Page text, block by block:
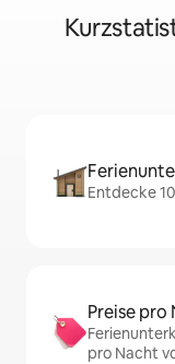
Entdecke
Preise pro
pro Nacht